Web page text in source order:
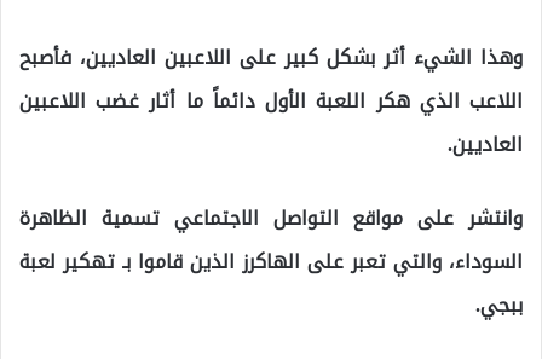
وهذا الشيء أثر بشكل كبير على اللاعبين العاديين، فأصبح
اللاعب الذي هكر اللعبة الأول دائماً ما أثار غضب اللاعبين
العاديين.
وانتشر على مواقع التواصل الاجتماعي تسمية الظاهرة
السوداء، والتي تعبر على الهاكرز الذين قاموا بـ تهكير لعبة
ببجي.